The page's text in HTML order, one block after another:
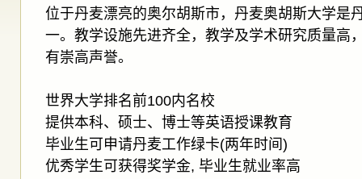
位于丹麦漂亮的奥尔胡斯市，丹麦奥胡斯大学是
一。教学设施先进齐全，教学及学术研究质量高
有崇高声誉。
世界大学排名前100内名校
提供本科、硕士、博士等英语授课教育
毕业生可申请丹麦工作绿卡(两年时间)
优秀学生可获得奖学金, 毕业生就业率高